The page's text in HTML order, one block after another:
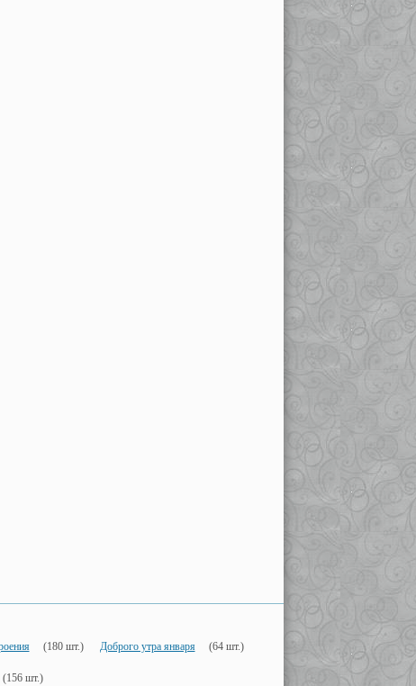
(180 шт.) Доброго утра января (64 шт.)
(156 шт.)